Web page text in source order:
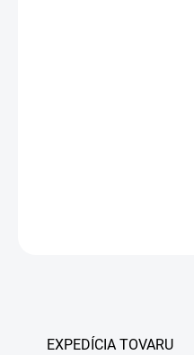
EXPEDÍCIA TOVARU